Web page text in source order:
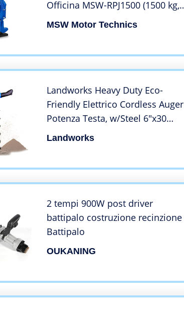
Officina MSW-RPJ1500 (1500 kg,
Acciaio, 290 mm)
MSW Motor Technics
Landworks Heavy Duty Eco-
Friendly Elettrico Cordless Auger
Potenza Testa, w/Steel 6″x30
Earth Auger agli ioni di Litio e
Landworks
2 tempi 900W post driver
battipalo costruzione recinzione
Battipalo
OUKANING